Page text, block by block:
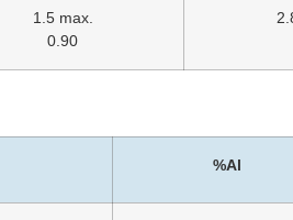
1.5 max.
0.90
%Al